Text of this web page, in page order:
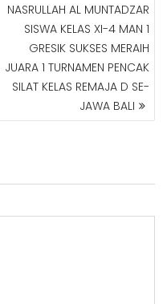
NASRULLAH AL MUNTADZAR
SISWA KELAS XI-4 MAN 1
GRESIK SUKSES MERAIH
JUARA 1 TURNAMEN PENCAK
SILAT KELAS REMAJA D SE-
JAWA BALI